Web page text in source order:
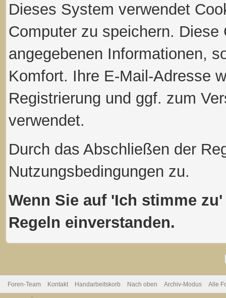
Dieses System verwendet
Computer zu speichern.
angegebenen Informationen,
Komfort. Ihre E-Mail-Adresse
Registrierung und ggf. zum
verwendet.
Durch das Abschließen der
Nutzungsbedingungen zu.
Wenn Sie auf 'Ich stimme
Regeln einverstanden.
Foren-Team Kontakt Handarbeitskorb Nach oben Archiv-Modus Alle